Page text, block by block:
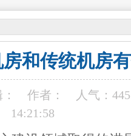
和传统机房
作者： 人气：
14:21:58